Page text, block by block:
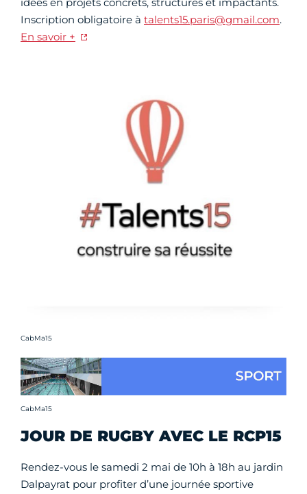
Inscription obligatoire à talents15.paris@gmail.com.
En savoir +
Crédit photo :
CabMa15
Crédit photo :
CabMa15
JOUR DE RUGBY AVEC LE RCP15
Rendez-vous le samedi 2 mai de 10h à 18h au jardin
Dalpayrat pour profiter d’une journée sportive